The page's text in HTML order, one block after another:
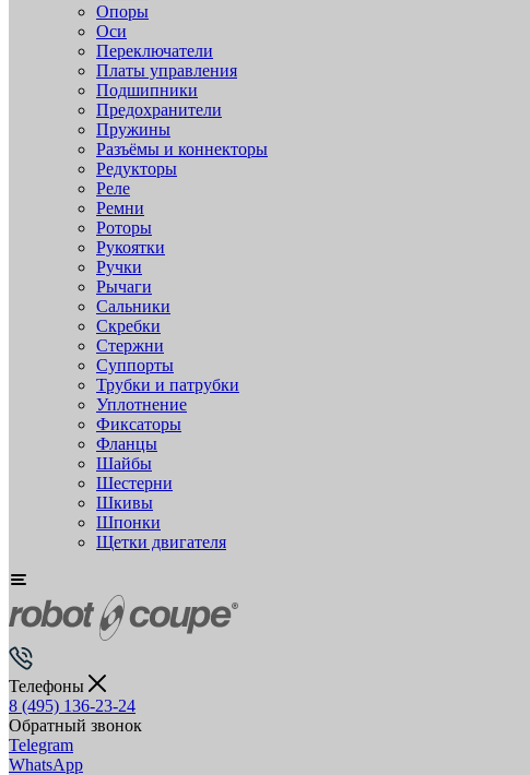
Опоры
Оси
Переключатели
Платы управления
Подшипники
Предохранители
Пружины
Разъёмы и коннекторы
Редукторы
Реле
Ремни
Роторы
Рукоятки
Ручки
Рычаги
Сальники
Скребки
Стержни
Суппорты
Трубки и патрубки
Уплотнение
Фиксаторы
Фланцы
Шайбы
Шестерни
Шкивы
Шпонки
Щетки двигателя
Телефоны
8 (495) 136-23-24
Обратный звонок
Telegram
WhatsApp